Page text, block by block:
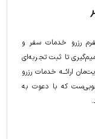
رزرو خدمات سفر و
تا ثبت تجربه‌ای
اراﺋــﻪ خدمات رزرو
که با دعوت به